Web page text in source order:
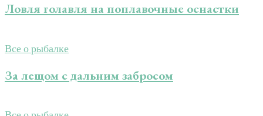
Ловля голавля на поплавочные оснастки
Все о рыбалке
За лещом с дальним забросом